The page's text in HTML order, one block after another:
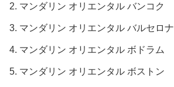
マンダリン オリエンタル バンコク
マンダリン オリエンタル バルセロナ
マンダリン オリエンタル ボドラム
マンダリン オリエンタル ボストン